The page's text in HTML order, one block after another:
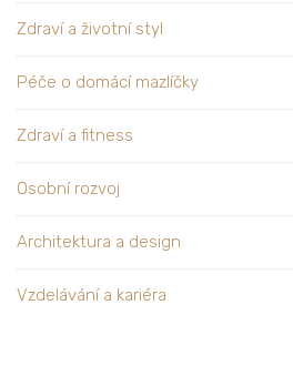
Zdraví a životní styl
Péče o domácí mazlíčky
Zdraví a fitness
Osobní rozvoj
Architektura a design
Vzdelávání a kariéra